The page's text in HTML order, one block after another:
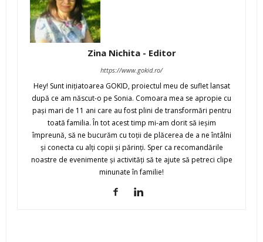
Zina Nichita - Editor
https://www.gokid.ro/
Hey! Sunt iniţiatoarea GOKID, proiectul meu de suflet lansat
după ce am născut-o pe Sonia. Comoara mea se apropie cu
paşi mari de 11 ani care au fost plini de transformări pentru
toată familia. În tot acest timp mi-am dorit să ieşim
împreună, să ne bucurăm cu toţii de plăcerea de a ne întâlni
şi conecta cu alţi copii şi părinţi. Sper ca recomandările
noastre de evenimente şi activităţi să te ajute să petreci clipe
minunate în familie!